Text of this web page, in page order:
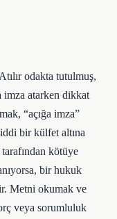
odakta tutulmuş,
imza atarken dikkat
“açığa imza”
bir külfet altına
kötüye
bir hukuk
Metni okumak ve
veya sorumluluk